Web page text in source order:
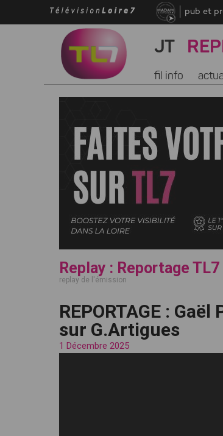
pub et
JT
fil info
Replay : Reportage TL7
replay de l'émission
REPORTAGE :
sur G.Artigues
1 Décembre 2025